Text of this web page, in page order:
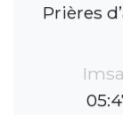
Prières